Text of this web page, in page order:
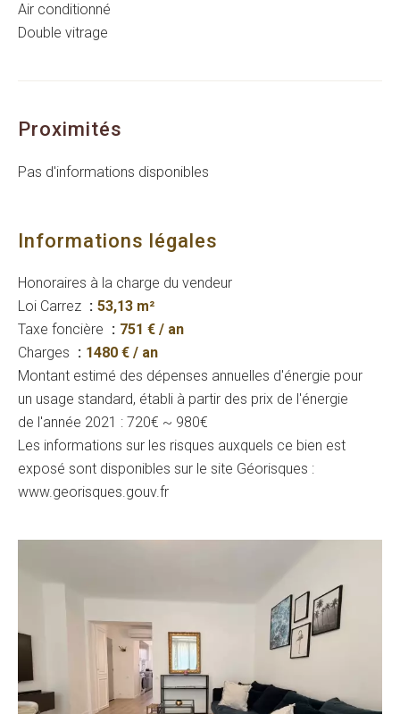
Air conditionné
Double vitrage
Proximités
Pas d'informations disponibles
Informations légales
Honoraires à la charge du vendeur
Loi Carrez
53,13 m²
Taxe foncière
751 € / an
Charges
1480 € / an
Montant estimé des dépenses annuelles d'énergie pour
un usage standard, établi à partir des prix de l'énergie
de l'année 2021 : 720€ ~ 980€
Les informations sur les risques auxquels ce bien est
exposé sont disponibles sur le site Géorisques :
www.georisques.gouv.fr